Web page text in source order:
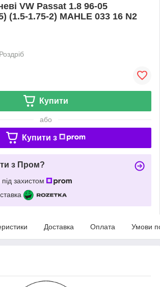
VW Passat 1.8 96-05
(1.5-1.75-2) MAHLE 033 16 N2
Роздріб
Купити
або
Купити з
з Пром?
захистом
Доставка Оплата Умови